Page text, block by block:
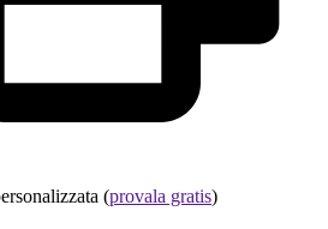
(provala gratis)